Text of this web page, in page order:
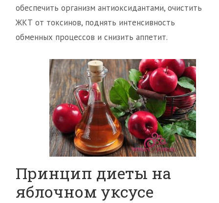
обеспечить организм антиоксидантами, очистить
ЖКТ от токсинов, поднять интенсивность
обменных процессов и снизить аппетит.
Принцип диеты на
яблочном уксусе